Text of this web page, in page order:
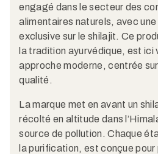
engagé dans le secteur des
alimentaires naturels, avec
exclusive sur le shilajit. Ce
la tradition ayurvédique, est ici
approche moderne, centrée
qualité.
La marque met en avant un
récolté en altitude dans
source de pollution. Chaque
la purification, est conçue pour